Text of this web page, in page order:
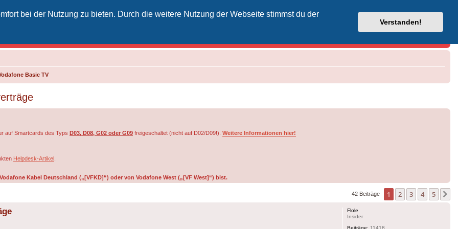
bei der Nutzung zu bieten. Durch die weitere Nutzung der Webseite stimmst du der
Verstanden!
Vodafone-Kabel-Helpdesk
Basic TV
auf Smartcards des Typs D03, D08, G02 oder G09 freigeschaltet (nicht auf D02/D09!). Weitere Informationen hier!
Helpdesk-Artikel
Kabel Deutschland („[VFKD]“) oder von Vodafone West („[VF West]“) bist.
42 Beiträge 1 2 3 4 5
Flole
Insider
Beiträge: 11418